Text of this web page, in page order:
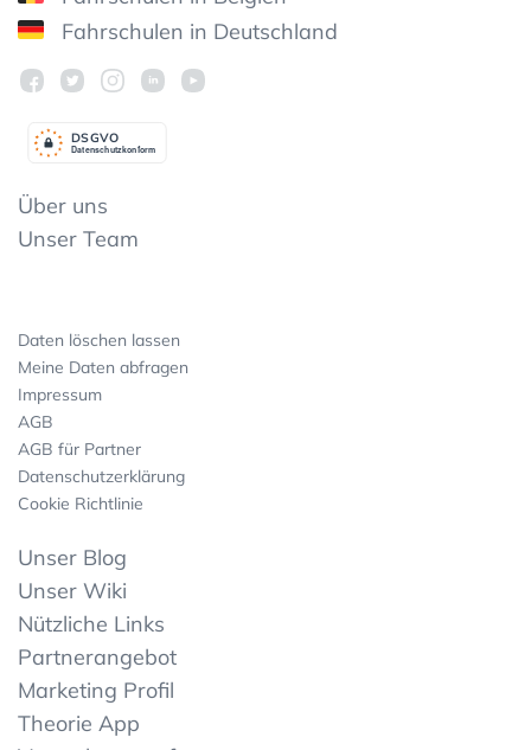
Fahrschulen in Deutschland
Datenschutzkonform
DSGVO
Über uns
Unser Team
Daten löschen lassen
Meine Daten abfragen
Impressum
AGB
AGB für Partner
Datenschutzerklärung
Cookie Richtlinie
Unser Blog
Unser Wiki
Nützliche Links
Partnerangebot
Marketing Profil
Theorie App